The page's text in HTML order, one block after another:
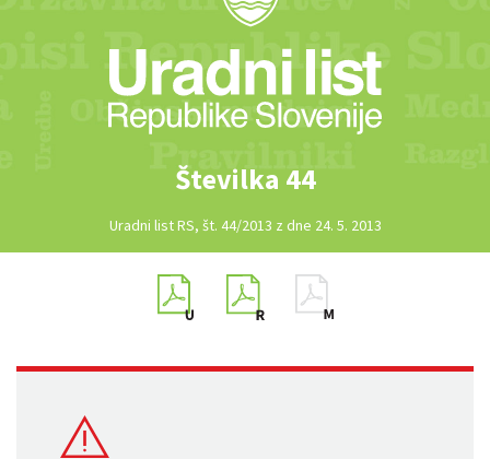
Številka 44
Uradni list RS, št. 44/2013 z dne 24. 5. 2013